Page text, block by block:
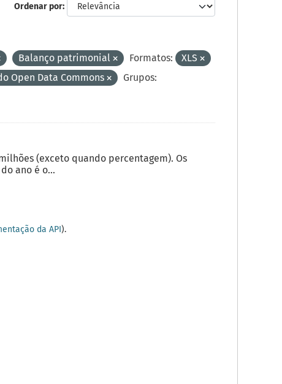
Ordenar por
Balanço patrimonial Formatos:
XLS
Open Data Commons
Grupos:
(exceto quando percentagem). Os
ano é o...
da API).